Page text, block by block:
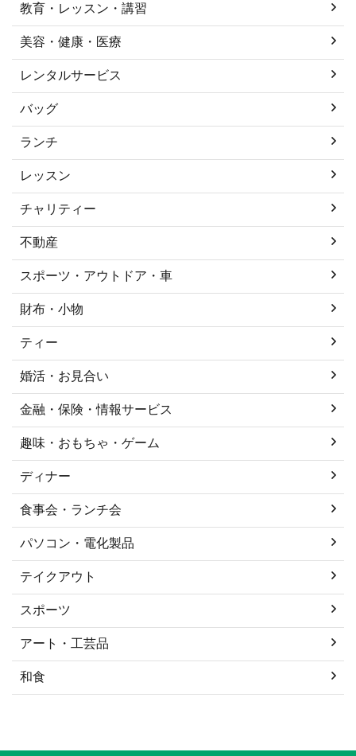
教育・レッスン・講習
美容・健康・医療
レンタルサービス
バッグ
ランチ
レッスン
チャリティー
不動産
スポーツ・アウトドア・車
財布・小物
ティー
婚活・お見合い
金融・保険・情報サービス
趣味・おもちゃ・ゲーム
ディナー
食事会・ランチ会
パソコン・電化製品
テイクアウト
スポーツ
アート・工芸品
和食